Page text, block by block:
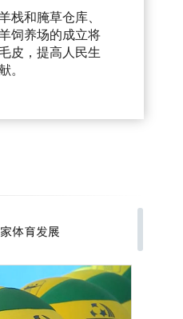
栈和腌草仓库、
饲养场的成立将
皮，提高人民生
。
体育发展